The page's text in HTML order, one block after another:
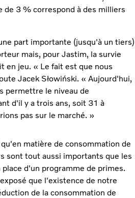
de 3 % correspond à des milliers
part importante (jusqu'à un tiers)
mais, pour Jastim, la survie
en jeu. « Le fait est que nous
Jacek Słowiński. « Aujourd'hui,
permettre le niveau de
d'il y a trois ans, soit 31 à
pas sur le marché. »
matière de consommation de
sont tout aussi importants que les
d'un programme de primes.
que l'existence de notre
de la consommation de